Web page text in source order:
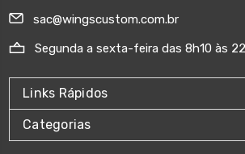
sac@wingscustom.com.br
Segunda a sexta-feira das 8h10 às
Links Rápidos
Categorias